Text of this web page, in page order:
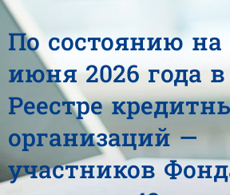
По состоянию на
июня 2026 года в
Реестре
организаций —
участников